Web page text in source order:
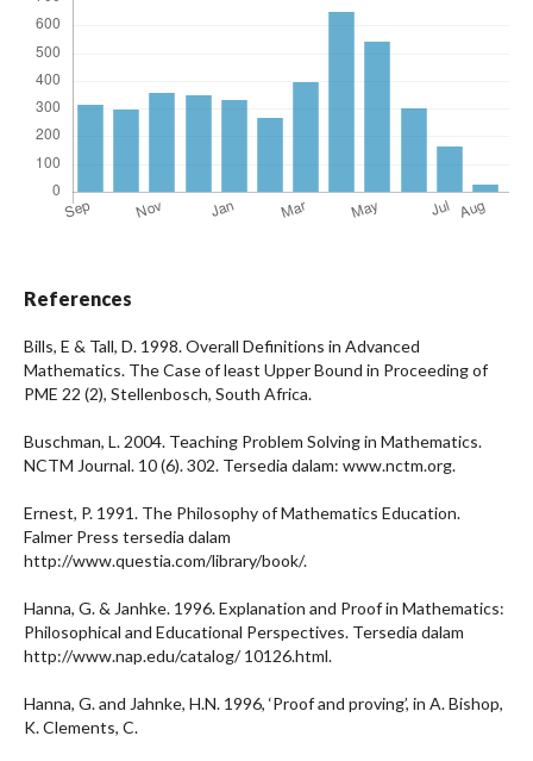
References
Bills, E & Tall, D. 1998. Overall Definitions in Advanced
Mathematics. The Case of least Upper Bound in Proceeding of
PME 22 (2), Stellenbosch, South Africa.
Buschman, L. 2004. Teaching Problem Solving in Mathematics.
NCTM Journal. 10 (6). 302. Tersedia dalam: www.nctm.org.
Ernest, P. 1991. The Philosophy of Mathematics Education.
Falmer Press tersedia dalam
http://www.questia.com/library/book/.
Hanna, G. & Janhke. 1996. Explanation and Proof in Mathematics:
Philosophical and Educational Perspectives. Tersedia dalam
http://www.nap.edu/catalog/ 10126.html.
Hanna, G. and Jahnke, H.N. 1996, ‘Proof and proving’, in A. Bishop,
K. Clements, C.